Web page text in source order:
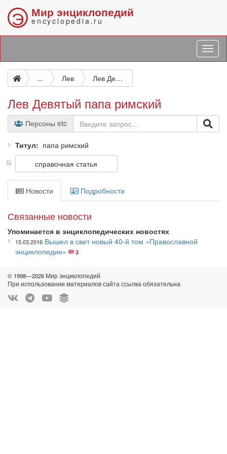
Э Мир энциклопедий
encyclopedia.ru
... Лев Лев Девятый папа римский
Лев Девятый папа римский
Персоны etc
Титул
папа римский
справочная статья
Новости Подробности
Связанные новости
Упоминается в энциклопедических новостях
15.03.2016 Вышел в свет новый 40-й том «Православной
энциклопедии»
3
© 1998—2026 Мир энциклопедий
При использовании материалов сайта ссылка обязательна